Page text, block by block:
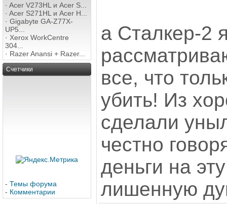
· Acer V273HL и Acer S...
· Acer S271HL и Acer H...
· Gigabyte GA-Z77X-
UP5...
· Xerox WorkCentre
304...
· Razer Anansi + Razer...
Счетчики
- Темы форума
- Комментарии
а Сталкер-2
все, что
убить! Из
сделали
честно
деньги на
лишенную